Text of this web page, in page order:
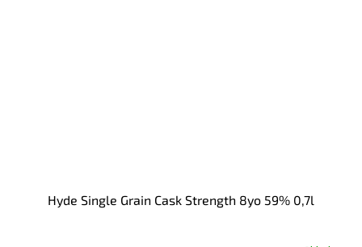
Hyde Single Grain Cask Strength 8yo 59% 0,7l